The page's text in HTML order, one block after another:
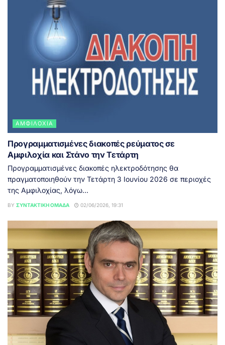
ΑΜΦΙΛΟΧΊΑ
Προγραμματισμένες διακοπές ρεύματος σε
Αμφιλοχία και Στάνο την Τετάρτη
Προγραμματισμένες διακοπές ηλεκτροδότησης θα
πραγματοποιηθούν την Τετάρτη 3 Ιουνίου 2026 σε περιοχές
της Αμφιλοχίας, λόγω...
BY ΣΥΝΤΑΚΤΙΚΉ ΟΜΆΔΑ 02/06/2026, 19:31